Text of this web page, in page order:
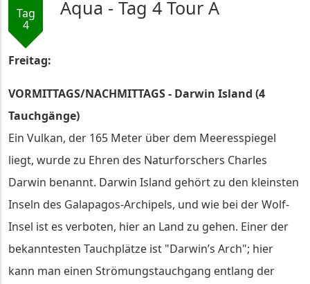
Tag
4
Aqua - Tag 4 Tour A
Freitag:
VORMITTAGS/NACHMITTAGS - Darwin Island (4
Tauchgänge)
Ein Vulkan, der 165 Meter über dem Meeresspiegel
liegt, wurde zu Ehren des Naturforschers Charles
Darwin benannt. Darwin Island gehört zu den kleinsten
Inseln des Galapagos-Archipels, und wie bei der Wolf-
Insel ist es verboten, hier an Land zu gehen. Einer der
bekanntesten Tauchplätze ist "Darwin’s Arch"; hier
kann man einen Strömungstauchgang entlang der